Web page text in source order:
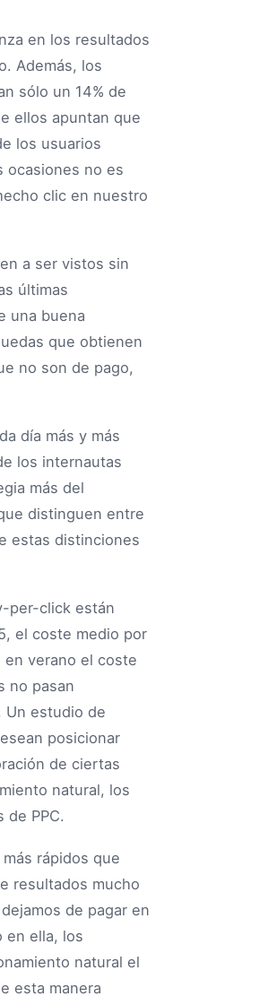
en los resultados
Además, los
sólo un 14% de
ellos apuntan que
los usuarios
ocasiones no es
clic en nuestro
a ser vistos sin
últimas
una buena
que obtienen
no son de pago,
día más y más
los internautas
más del
distinguen entre
estas distinciones
per-click están
el coste medio por
en verano el coste
no pasan
Un estudio de
posicionar
de ciertas
natural, los
PPC.
rápidos que
resultados mucho
de pagar en
en ella, los
natural el
esta manera